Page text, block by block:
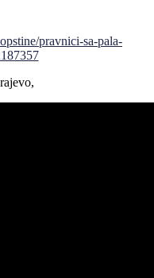
pravnici-sa-pala-